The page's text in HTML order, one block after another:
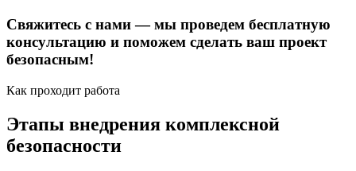
Свяжитесь с нами — мы проведем бесплатную
консультацию и поможем сделать ваш проект
безопасным!
Как проходит работа
Этапы внедрения комплексной
безопасности